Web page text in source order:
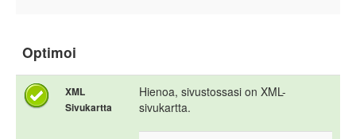
Optimoi
XML
Sivukartta
Hienoa, sivustossasi on XML-
sivukartta.